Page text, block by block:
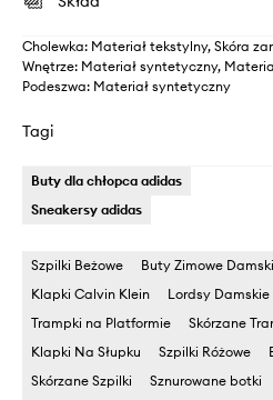
Cholewka: Materiał tekstylny, Skóra
Wnętrze: Materiał syntetyczny,
Podeszwa: Materiał syntetyczny
Tagi
Buty dla chłopca adidas
Sneakersy adidas
Szpilki Beżowe Buty Zimowe
Klapki Calvin Klein
Lordsy Damskie
Trampki na Platformie
Skórzane
Klapki Na Słupku
Szpilki Różowe
Skórzane Szpilki
Sznurowane botki